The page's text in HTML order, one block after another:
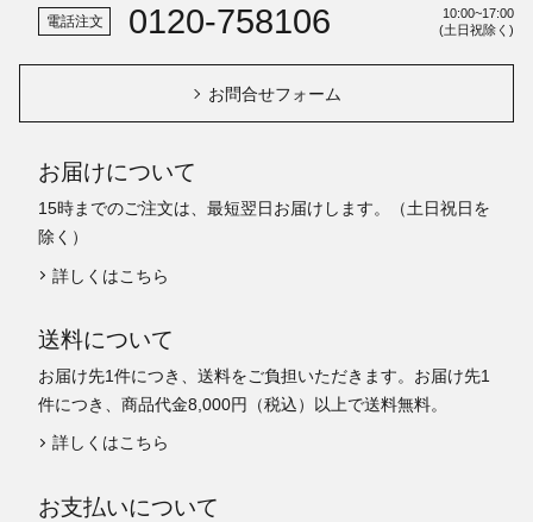
電話注文 0120-758106
10:00~17:00
(土日祝除く)
お問合せフォーム
お届けについて
15時までのご注文は、最短翌日お届けします。（土日祝日を
除く）
詳しくはこちら
送料について
お届け先1件につき、送料をご負担いただきます。お届け先1
件につき、商品代金8,000円（税込）以上で送料無料。
詳しくはこちら
お支払いについて